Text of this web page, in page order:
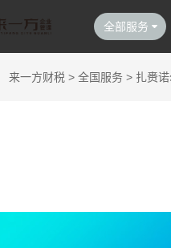
全部服务
来一方财税 > 全国服务 > 扎赉